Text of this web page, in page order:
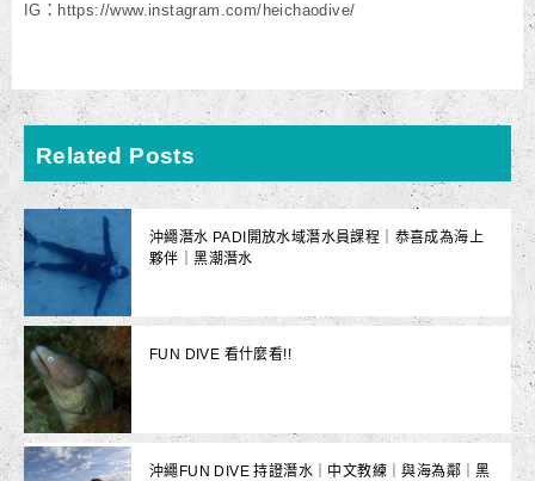
IG：https://www.instagram.com/heichaodive/
Related Posts
沖繩潛水 PADI開放水域潛水員課程｜恭喜成為海上
夥伴｜黑潮潛水
FUN DIVE 看什麼看!!
沖繩FUN DIVE 持證潛水｜中文教練｜與海為鄰｜黑